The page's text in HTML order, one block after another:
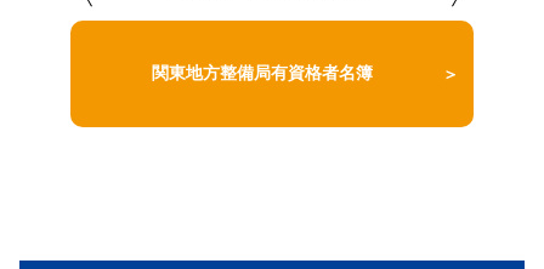
関東地方整備局有資格者名簿